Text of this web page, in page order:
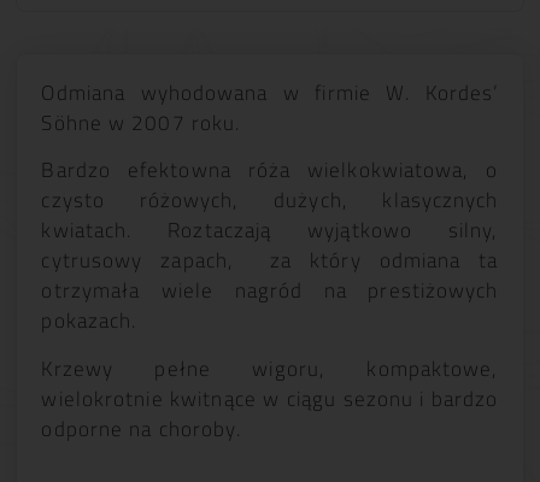
Odmiana wyho­do­wana w fir­mie W. Kor­des’
Söhne w 2007 roku.
Bardzo efektowna róża wielkokwiatowa, o
czysto różowych, dużych, klasycznych
kwiatach. Roztaczają wyjątkowo silny,
cytrusowy zapach, za który odmiana ta
otrzymała wiele nagród na prestiżowych
pokazach.
Krzewy pełne wigoru, kompaktowe,
wielokrotnie kwitnące w ciągu sezonu i bardzo
odporne na choroby.